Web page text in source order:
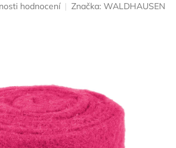
hodnocení Značka: WALDHAUSEN